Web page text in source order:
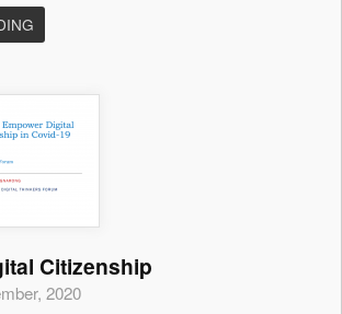
Citizenship
2020